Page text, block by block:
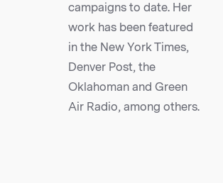
campaigns to date. Her
work has been featured
in the New York Times,
Denver Post, the
Oklahoman and Green
Air Radio, among others.